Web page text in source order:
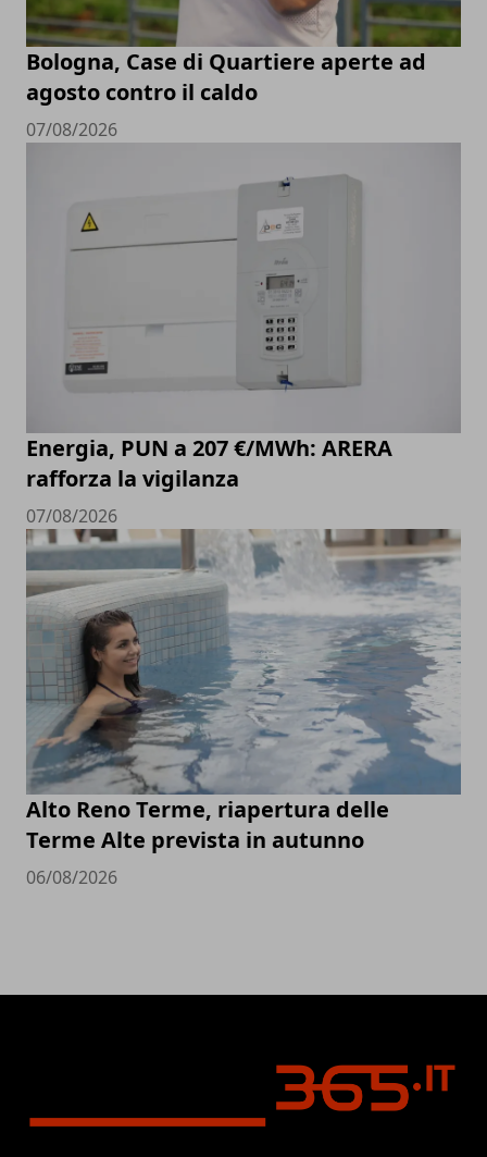
Bologna, Case di Quartiere aperte ad
agosto contro il caldo
07/08/2026
Energia, PUN a 207 €/MWh: ARERA
rafforza la vigilanza
07/08/2026
Alto Reno Terme, riapertura delle
Terme Alte prevista in autunno
06/08/2026